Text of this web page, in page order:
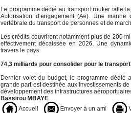
Le programme dédié au transport routier rafle
Autorisation d’engagement (Ae). Une
vertébrale du transport de personnes et de
Les crédits couvriront notamment plus de 200
effectivement décaissée en 2026. Une
travers le pays.
74,3 milliards pour consolider pour le
Dernier volet du budget, le programme dédié
grande part est destinée aux investissements
développement des infrastructures
Bassirou MBAYE
Accueil
Envoyer à un ami